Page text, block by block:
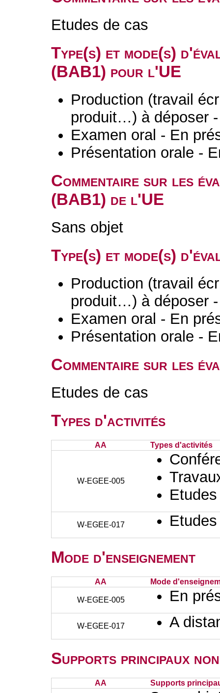
Etudes de cas
Type(s) et mode(s)
(BAB1) pour l'UE
Production (travail
produit…) à déposer
Examen oral - En
Présentation orale -
Commentaire sur les
(BAB1) de l'UE
Sans objet
Type(s) et mode(s)
Production (travail
produit…) à déposer
Examen oral - En
Présentation orale -
Commentaire sur les
Etudes de cas
Types d'activités
AA Types d'activités
W-EGEE-005
W-EGEE-017
Mode d'enseignement
AA Mode
W-EGEE-005 En
W-EGEE-017 A
Supports principaux
AA Supports